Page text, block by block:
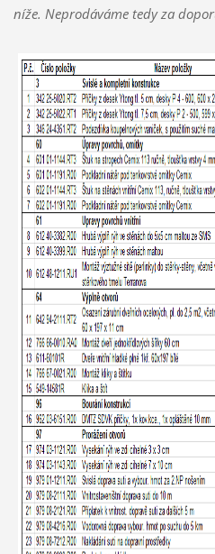
níže. Neprodáváme tedy za